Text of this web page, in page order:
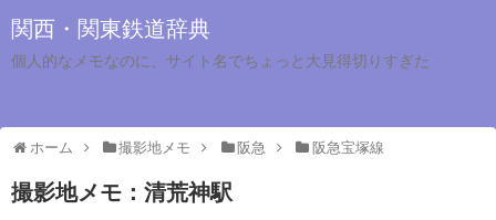
関西・関東鉄道辞典
個人的なメモなのに、サイト名でちょっと大見得切りすぎた
ホーム 撮影地メモ 阪急 阪急宝塚線
撮影地メモ：清荒神駅